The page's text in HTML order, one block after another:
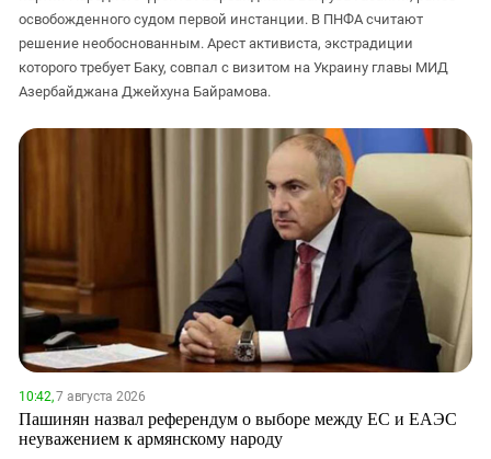
освобожденного судом первой инстанции. В ПНФА считают
решение необоснованным. Арест активиста, экстрадиции
которого требует Баку, совпал с визитом на Украину главы МИД
Азербайджана Джейхуна Байрамова.
10:42,7 августа 2026
Пашинян назвал референдум о выборе между ЕС и ЕАЭС
неуважением к армянскому народу